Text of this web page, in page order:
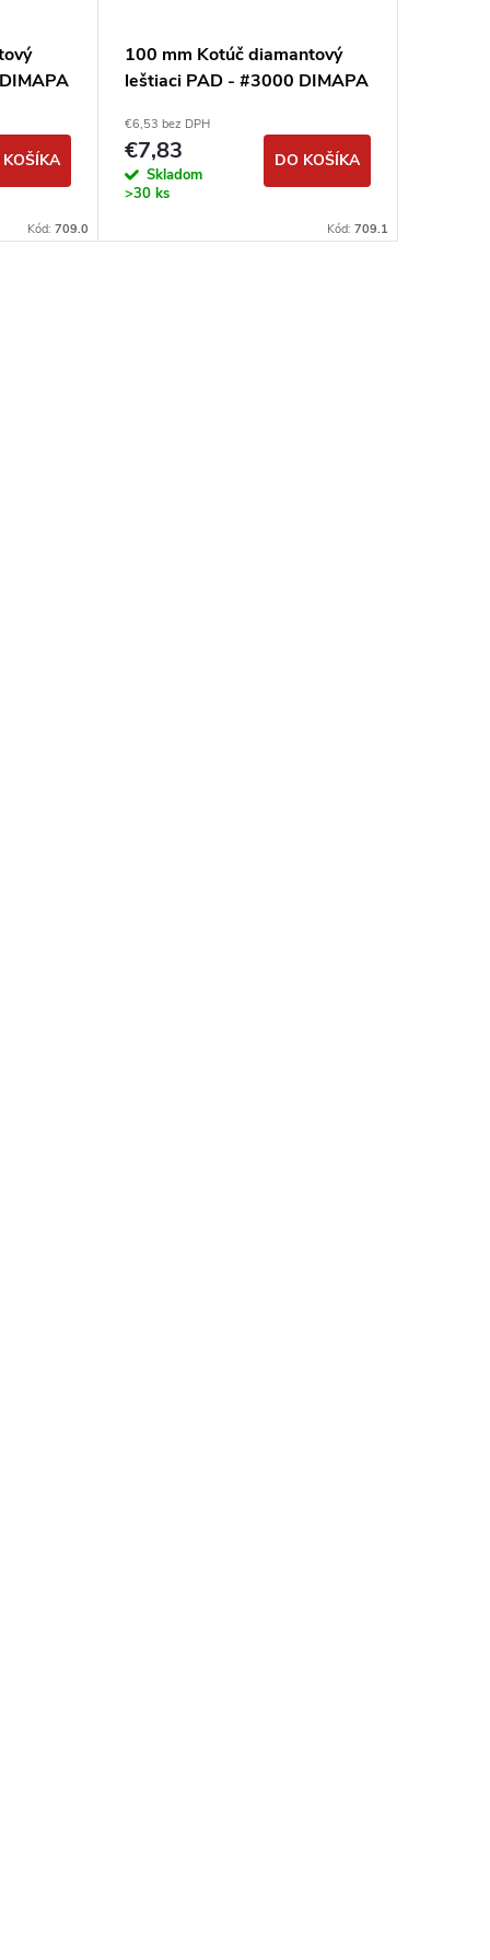
Kód: 709.0
100 mm Kotúč diamantový
leštiaci PAD - #3000 DIMAPA
€6,53 bez DPH
€7,83
Skladom
>30 ks
DO KOŠÍKA
Kód: 709.1